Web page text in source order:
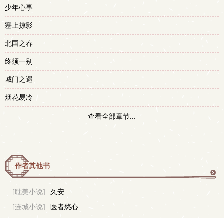
少年心事
塞上掠影
北国之春
终须一别
城门之遇
烟花易冷
查看全部章节...
作者其他书
[耽美小说]
久安
[连城小说]
医者悠心